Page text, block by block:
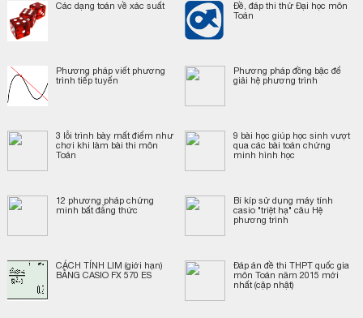
Các dạng toán về xác suất
Đề, đáp thi thử Đại học môn
Toán
Phương pháp viết phương
trình tiếp tuyến
Phương pháp đồng bậc để
giải hệ phương trình
3 lỗi trình bày mất điểm như
chơi khi làm bài thi môn
Toán
9 bài học giúp học sinh vượt
qua các bài toán chứng
minh hình học
12 phương pháp chứng
minh bất đẳng thức
Bí kíp sử dụng máy tính
casio "triệt hạ" câu Hệ
phương trình
CÁCH TÍNH LIM (giới hạn)
BẰNG CASIO FX 570 ES
Đáp án đề thi THPT quốc gia
môn Toán năm 2015 mới
nhất (cập nhật)